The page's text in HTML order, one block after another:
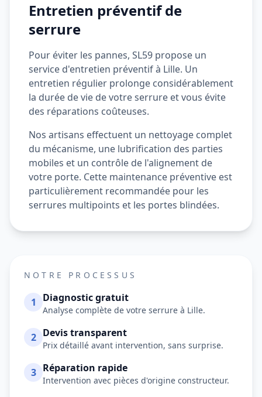
Entretien préventif de
serrure
Pour éviter les pannes, SL59 propose un
service d'entretien préventif à Lille. Un
entretien régulier prolonge considérablement
la durée de vie de votre serrure et vous évite
des réparations coûteuses.
Nos artisans effectuent un nettoyage complet
du mécanisme, une lubrification des parties
mobiles et un contrôle de l'alignement de
votre porte. Cette maintenance préventive est
particulièrement recommandée pour les
serrures multipoints et les portes blindées.
NOTRE PROCESSUS
1 Diagnostic gratuit
Analyse complète de votre serrure à Lille.
2 Devis transparent
Prix détaillé avant intervention, sans surprise.
3 Réparation rapide
Intervention avec pièces d'origine constructeur.